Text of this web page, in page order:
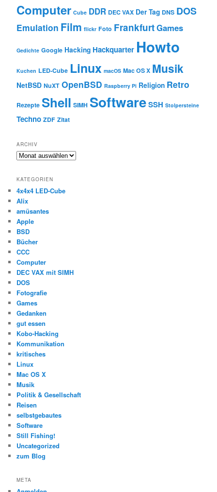
Computer Cube DDR DEC VAX Der Tag DNS DOS
Emulation Film flickr Foto FrankfurtGames
Gedichte Google Hacking Hackquarter Howto
Kuchen LED-Cube Linux macOS Mac OS X Musik
NetBSD NuXT OpenBSD Raspberry Pi Religion Retro
Rezepte Shell SIMH SoftwareSSH Stolpersteine
Techno ZDF Zitat
ARCHIV
Archiv
KATEGORIEN
4x4x4 LED-Cube
Alix
amüsantes
Apple
BSD
Bücher
CCC
Computer
DEC VAX mit SIMH
DOS
Fotografie
Games
Gedanken
gut essen
Kobo-Hacking
Kommunikation
kritisches
Linux
Mac OS X
Musik
Politik & Gesellschaft
Reisen
selbstgebautes
Software
Still Fishing!
Uncategorized
zum Blog
META